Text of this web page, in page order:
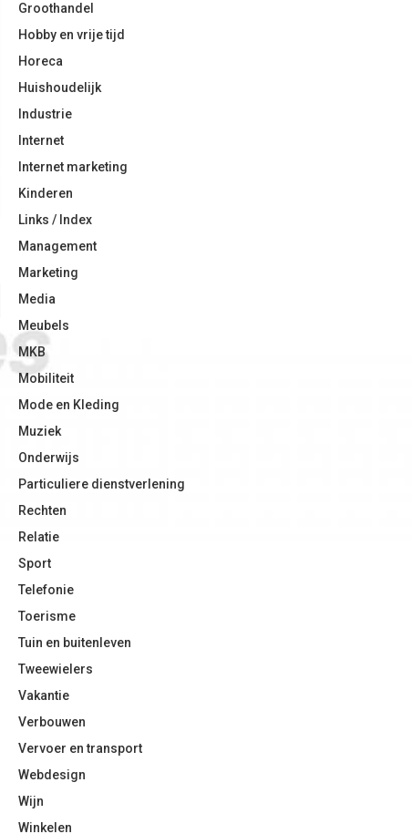
Groothandel
Hobby en vrije tijd
Horeca
Huishoudelijk
Industrie
Internet
Internet marketing
Kinderen
Links / Index
Management
Marketing
Media
Meubels
MKB
Mobiliteit
Mode en Kleding
Muziek
Onderwijs
Particuliere dienstverlening
Rechten
Relatie
Sport
Telefonie
Toerisme
Tuin en buitenleven
Tweewielers
Vakantie
Verbouwen
Vervoer en transport
Webdesign
Wijn
Winkelen